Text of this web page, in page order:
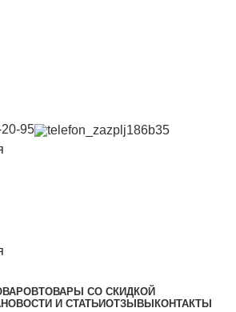
95
ТОВАРЫ СО СКИДКОЙ
НОВОСТИ И СТАТЬИОТЗЫВЫКОНТАКТЫ